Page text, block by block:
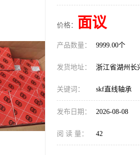
价格： 面议
产品数量： 9999.00个
发货地址： 浙江省湖州长
关键词： skf直线轴承
发布日期： 2026-08-08
阅 读 量： 42